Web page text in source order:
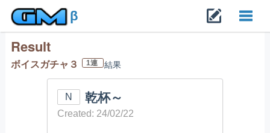
β
Result
ボイスガチャ３ 1連 結果
N 乾杯～
Created: 24/02/22